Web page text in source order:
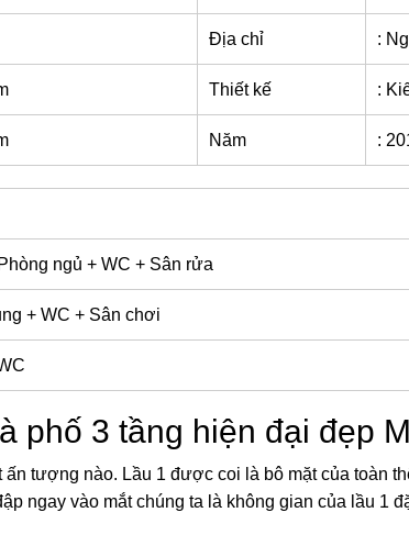
Địa chỉ :
Thiết kế :
Năm :
ngủ + WC + Sân rửa
+ WC + Sân chơi
phố 3 tầng hiện đại đẹp
tượng nào. Lầu 1 được coi là bô mặt của toàn
ngay vào mắt chúng ta là không gian của lầu 1